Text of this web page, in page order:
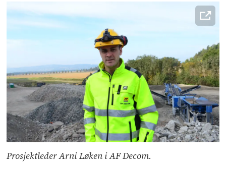
Prosjektleder Arni Løken i AF Decom.